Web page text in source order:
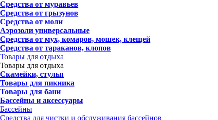
Средства от муравьев
Средства от грызунов
Средства от моли
Аэрозоли универсальные
Средства от мух, комаров, мошек, клещей
Средства от тараканов, клопов
Товары для отдыха
Товары для отдыха
Скамейки, стулья
Товары для пикника
Товары для бани
Бассейны и аксессуары
Бассейны
Средства для чистки и обслуживания бассейнов